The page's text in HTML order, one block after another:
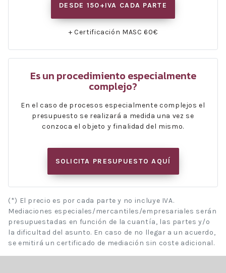
DESDE 150+IVA CADA PARTE
+ Certificación MASC 60€
Es un procedimiento especialmente
complejo?
En el caso de procesos especialmente complejos el
presupuesto se realizará a medida una vez se
conzoca el objeto y finalidad del mismo.
SOLICITA PRESUPUESTO AQUÍ
(*) El precio es por cada parte y no incluye IVA.
Mediaciones especiales/mercantiles/empresariales serán
presupuestadas en función de la cuantía, las partes y/o
la dificultad del asunto. En caso de no llegar a un acuerdo,
se emitirá un certificado de mediación sin coste adicional.